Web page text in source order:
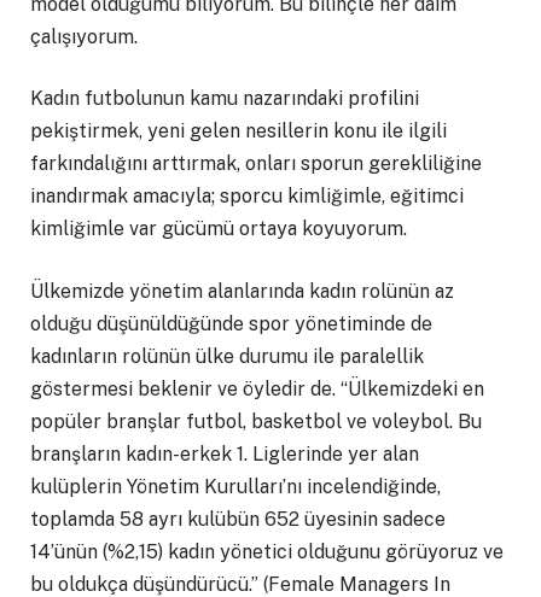
çalışıyorum.
Kadın futbolunun kamu nazarındaki profilini
pekiştirmek, yeni gelen nesillerin konu ile ilgili
farkındalığını arttırmak, onları sporun gerekliliğine
inandırmak amacıyla; sporcu kimliğimle, eğitimci
kimliğimle var gücümü ortaya koyuyorum.
Ülkemizde yönetim alanlarında kadın rolünün az
olduğu düşünüldüğünde spor yönetiminde de
kadınların rolünün ülke durumu ile paralellik
göstermesi beklenir ve öyledir de. “Ülkemizdeki en
popüler branşlar futbol, basketbol ve voleybol. Bu
branşların kadın-erkek 1. Liglerinde yer alan
kulüplerin Yönetim Kurulları’nı incelendiğinde,
toplamda 58 ayrı kulübün 652 üyesinin sadece
14’ünün (%2,15) kadın yönetici olduğunu görüyoruz ve
bu oldukça düşündürücü.” (Female Managers In